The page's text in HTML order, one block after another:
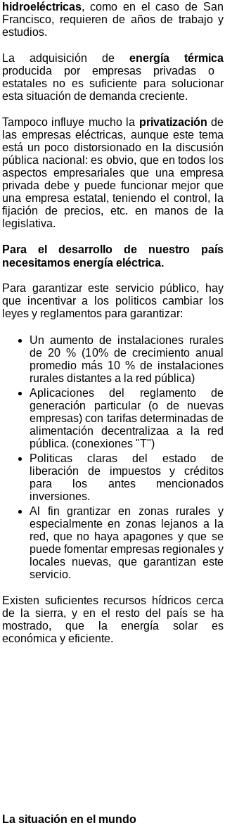
hidroeléctricas, como en el caso de San
Francisco, requieren de años de trabajo y
estudios.
La adquisición de energía térmica
producida por empresas privadas o
estatales no es suficiente para solucionar
esta situación de demanda creciente.
Tampoco influye mucho la privatización de
las empresas eléctricas, aunque este tema
está un poco distorsionado en la discusión
pública nacional: es obvio, que en todos los
aspectos empresariales que una empresa
privada debe y puede funcionar mejor que
una empresa estatal, teniendo el control, la
fijación de precios, etc. en manos de la
legislativa.
Para el desarrollo de nuestro país
necesitamos energía eléctrica.
Para garantizar este servicio público, hay
que incentivar a los politicos cambiar los
leyes y reglamentos para garantizar:
Un aumento de instalaciones rurales
de 20 % (10% de crecimiento anual
promedio más 10 % de instalaciones
rurales distantes a la red pública)
Aplicaciones del reglamento de
generación particular (o de nuevas
empresas) con tarifas determinadas de
alimentación decentralizaa a la red
pública. (conexiones "T")
Politicas claras del estado de
liberación de impuestos y créditos
para los antes mencionados
inversiones.
Al fin grantizar en zonas rurales y
especialmente en zonas lejanos a la
red, que no haya apagones y que se
puede fomentar empresas regionales y
locales nuevas, que garantizan este
servicio.
Existen suficientes recursos hídricos cerca
de la sierra, y en el resto del país se ha
mostrado, que la energía solar es
económica y eficiente.
La situación en el mundo